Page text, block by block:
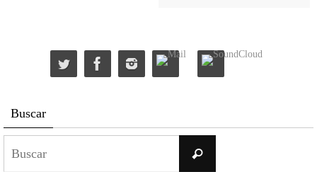
Buscar
Buscar